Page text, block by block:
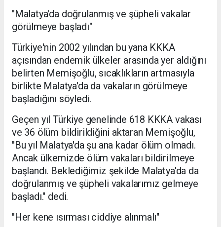
"Malatya'da doğrulanmış ve şüpheli vakalar
görülmeye başladı"
Türkiye'nin 2002 yılından bu yana KKKA
açısından endemik ülkeler arasında yer aldığını
belirten Memişoğlu, sıcaklıkların artmasıyla
birlikte Malatya'da da vakaların görülmeye
başladığını söyledi.
Geçen yıl Türkiye genelinde 618 KKKA vakası
ve 36 ölüm bildirildiğini aktaran Memişoğlu,
"Bu yıl Malatya'da şu ana kadar ölüm olmadı.
Ancak ülkemizde ölüm vakaları bildirilmeye
başlandı. Beklediğimiz şekilde Malatya'da da
doğrulanmış ve şüpheli vakalarımız gelmeye
başladı." dedi.
"Her kene ısırması ciddiye alınmalı"